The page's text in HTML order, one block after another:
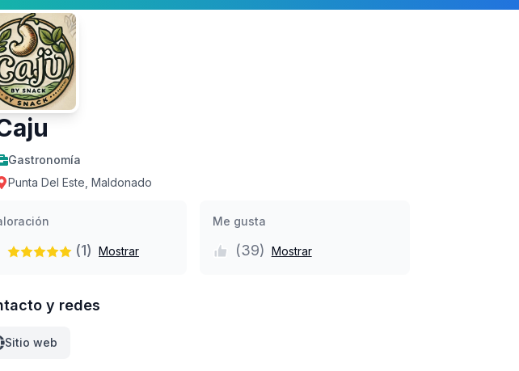
Gastronomía
Punta Del Este, Maldonado
(1) Mostrar
Me gusta
(39) Mostrar
y redes
Sitio web